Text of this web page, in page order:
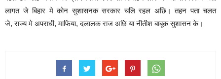
लागत जे बिहार मे कोन सुशासनक सरकार चलि रहल अछि। तहन पता चलत
जे, राज्य मे अपराधी, माफिया, दलालक राज अछि या नीतीश बाबूक सुशासन के।